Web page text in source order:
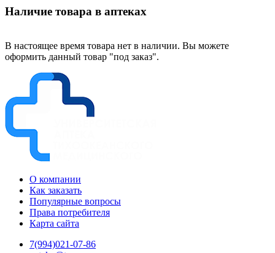
Наличие товара в аптеках
В настоящее время товара нет в наличии. Вы можете
оформить данный товар "под заказ".
О компании
Как заказать
Популярные вопросы
Права потребителя
Карта сайта
7(994)021-07-86